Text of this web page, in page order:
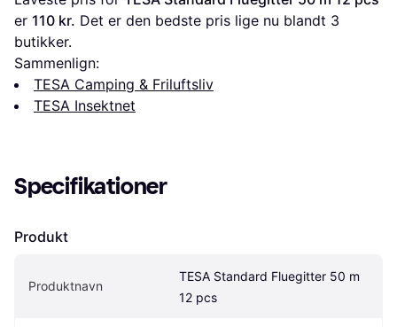
er 110 kr. Det er den bedste pris lige nu blandt 3
butikker.
Sammenlign:
TESA Camping & Friluftsliv
TESA Insektnet
Specifikationer
Produkt
Produktnavn
TESA Standard Fluegitter 50 m
12 pcs